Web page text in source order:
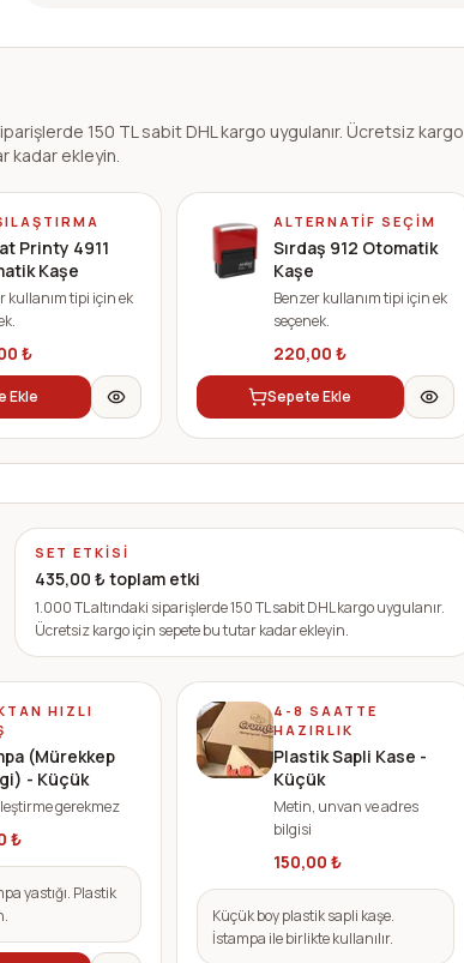
150 TL sabit DHL kargo uygulanır. Ücretsiz kargo
kadar ekleyin.
Printy 4911
Kaşe
kullanım tipi için ek
₺
Ekle
ALTERNATIF SEÇIM
Sırdaş 912 Otomatik
Kaşe
Benzer kullanım tipi için ek
seçenek.
220,00 ₺
Sepete Ekle
SET ETKISI
435,00 ₺ toplam etki
1.000 TL altındaki siparişlerde 150 TL sabit DHL kargo uygulanır.
Ücretsiz kargo için sepete bu tutar kadar ekleyin.
HIZLI
(Mürekkep
- Küçük
gerekmez
₺
yastığı. Plastik
4-8 SAATTE
HAZIRLIK
Plastik Sapli Kase -
Küçük
Metin, unvan ve adres
bilgisi
150,00 ₺
Küçük boy plastik sapli kaşe.
İstampa ile birlikte kullanılır.